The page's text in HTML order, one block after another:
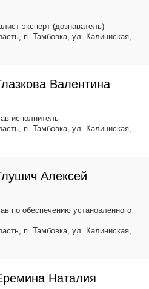
эксперт (дознаватель)
п. Тамбовка, ул. Калиниская,
Валентина
исполнитель
п. Тамбовка, ул. Калиниская,
Алексей
по обеспечению установленного
п. Тамбовка, ул. Калиниская,
Наталия